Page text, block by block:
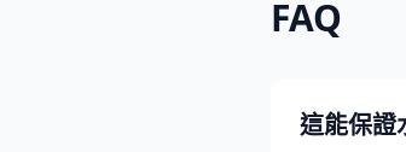
FAQ
這能保